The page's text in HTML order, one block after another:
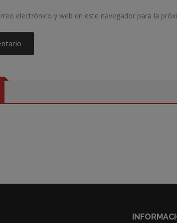
electrónico y web en este navegador para la